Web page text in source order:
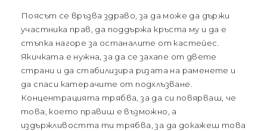
Поясът се връзва здраво, за да може да държи
участника прав, да поддържа кръста му и да е
стъпка нагоре за останалите от кастейес.
Якичката е нужна, за да се захапе от двете
страни и да стабилизира ризата на раменете и
да спаси катерачите от подхлъзване.
Концентрацията трябва, за да си повярваш, че
това, което правиш е възможно, а
издържливостта ти трябва, за да докажеш това